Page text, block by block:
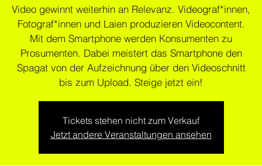
Video gewinnt weiterhin an Relevanz. Videograf*innen,
Fotograf*innen und Laien produzieren Videocontent.
Mit dem Smartphone werden Konsumenten zu
Prosumenten. Dabei meistert das Smartphone den
Spagat von der Aufzeichnung über den Videoschnitt
bis zum Upload. Steige jetzt ein!
Tickets stehen nicht zum Verkauf
Jetzt andere Veranstaltungen ansehen